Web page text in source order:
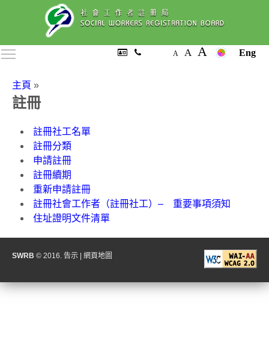
A A A Eng
Toggle main menu visibility
主頁 »
註冊
註冊社工名單
註冊分類
申請註冊
註冊續期
重新申請註冊
註冊社會工作者（註冊社工）– 重要事項須知
住址證明文件清單
SWRB © 2016. 告示 網頁地圖